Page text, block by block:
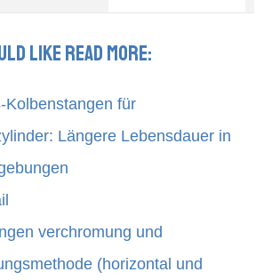
like read more:
Kolbenstangen für
Längere Lebensdauer in
verchromung und
(horizontal und